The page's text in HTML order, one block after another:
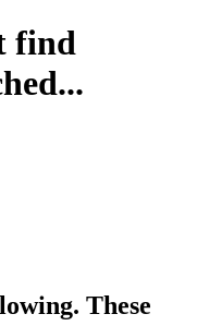
find
These